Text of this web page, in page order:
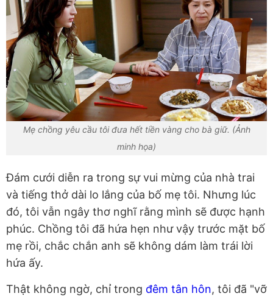
Mẹ chồng yêu cầu tôi đưa hết tiền vàng cho bà giữ. (Ảnh
minh họa)
Đám cưới diễn ra trong sự vui mừng của nhà trai
và tiếng thở dài lo lắng của bố mẹ tôi. Nhưng lúc
đó, tôi vẫn ngây thơ nghĩ rằng mình sẽ được hạnh
phúc. Chồng tôi đã hứa hẹn như vậy trước mặt bố
mẹ rồi, chắc chắn anh sẽ không dám làm trái lời
hứa ấy.
Thật không ngờ, chỉ trong đêm tân hôn, tôi đã "vỡ